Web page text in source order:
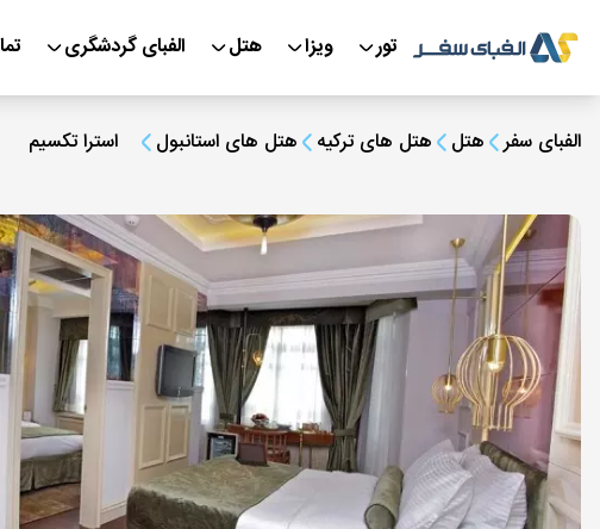
تور ویزا هتل الفبای گردشگری
الفبای سفر هتل هتل های ترکیه هتل های استانبول استرا تکسیم